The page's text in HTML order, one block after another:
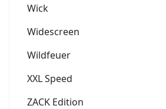
Wick
Widescreen
Wildfeuer
XXL Speed
ZACK Edition